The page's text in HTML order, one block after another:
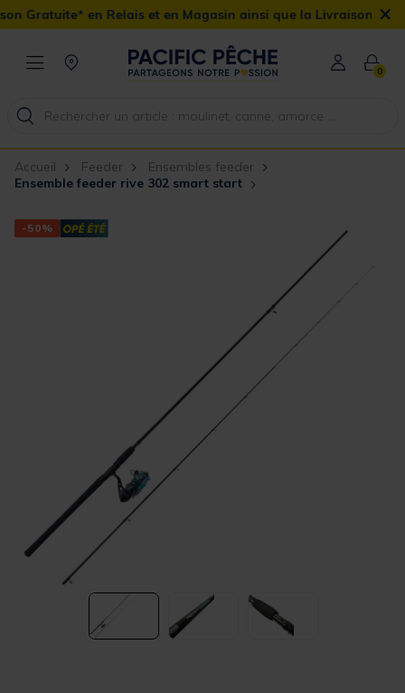
et en Magasin ainsi que la Livraison Domicile offerte dès
×
0
Accueil Feeder
Ensembles feeder
Ensemble feeder rive 302 smart start
-50%